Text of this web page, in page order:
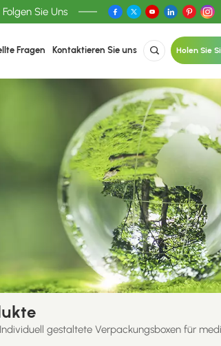
Folgen Sie Uns
Fragen Kontaktieren Sie uns Holen Sie
Individuell gestaltete Verpackungsboxen für